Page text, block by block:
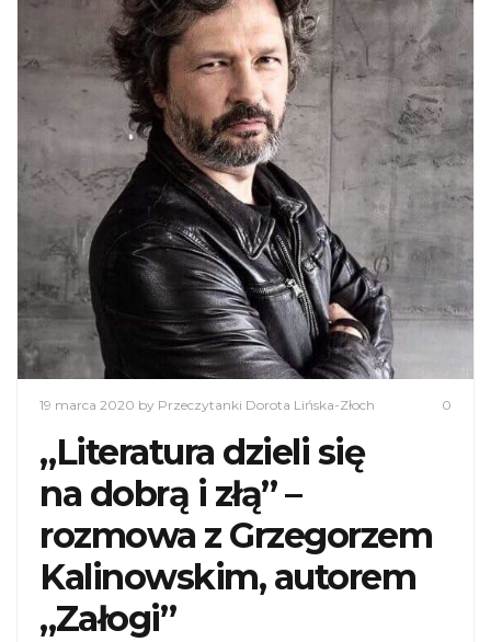
19 marca 2020 by Przeczytanki Dorota Lińska-Złoch 0
„Literatura dzieli się
na dobrą i złą” –
rozmowa z Grzegorzem
Kalinowskim, autorem
„Załogi”